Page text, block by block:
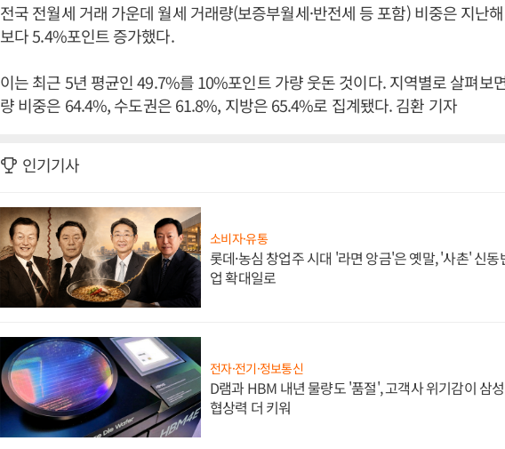
전국 전월세 거래 가운데 월세 거래량(보증부월세·반전세 등 포함) 비중은 지난
보다 5.4%포인트 증가했다.
이는 최근 5년 평균인 49.7%를 10%포인트 가량 웃돈 것이다. 지역별로 살펴보
량 비중은 64.4%, 수도권은 61.8%, 지방은 65.4%로 집계됐다. 김환 기자
인기기사
소비자·유통
롯데·농심 창업주 시대 '라면 앙금'은 옛말, '사촌' 신동
업 확대일로
전자·전기·정보통신
D램과 HBM 내년 물량도 '품절', 고객사 위기감이 삼
협상력 더 키워